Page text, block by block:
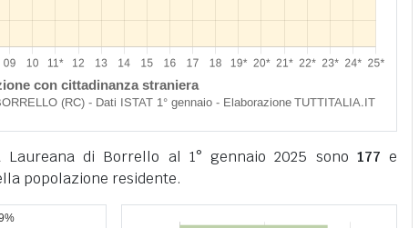
di Borrello al 1° gennaio 2025 sono 177 e
popolazione residente.